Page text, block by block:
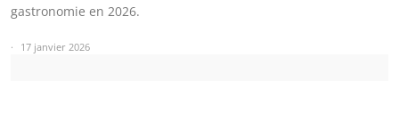
gastronomie en 2026.
17 janvier 2026